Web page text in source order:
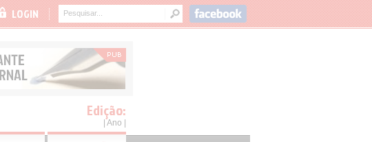
LOGIN
Edição:
| Ano |